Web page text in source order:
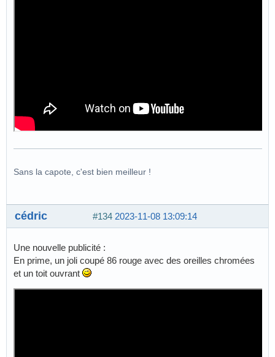
Sans la capote, c'est bien meilleur !
#134 2023-11-08 13:09:14
cédric
Une nouvelle publicité :
En prime, un joli coupé 86 rouge avec des oreilles chromées
et un toit ouvrant